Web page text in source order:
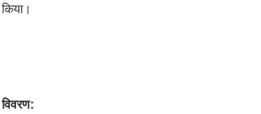
किया।
विवरण: